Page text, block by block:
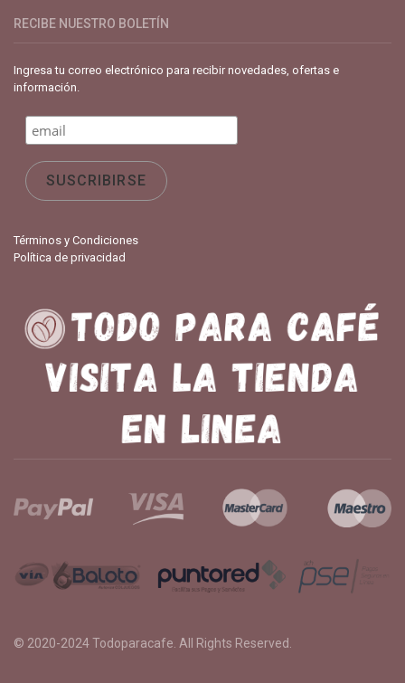
RECIBE NUESTRO BOLETÍN
Ingresa tu correo electrónico para recibir novedades, ofertas e
información.
Términos y Condiciones
Política de privacidad
© 2020-2024Todoparacafe . All Rights Reserved.